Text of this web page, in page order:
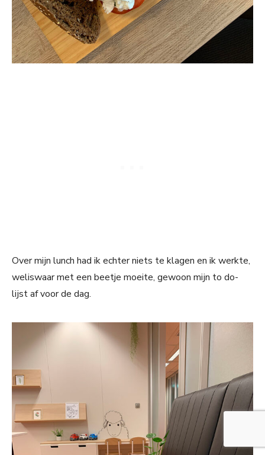
Over mijn lunch had ik echter niets te klagen en ik werkte,
weliswaar met een beetje moeite, gewoon mijn to do-
lijst af voor de dag.